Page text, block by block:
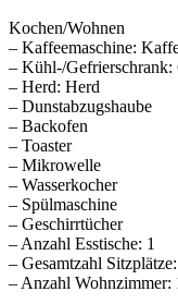
Kochen/Wohnen
– Kaffeemaschine:
– Kühl-/
– Herd: Herd
– Dunstabzugshaube
– Backofen
– Toaster
– Mikrowelle
– Wasserkocher
– Spülmaschine
– Geschirrtücher
– Anzahl Esstische: 1
– Gesamtzahl
– Anzahl Wohnzimmer: